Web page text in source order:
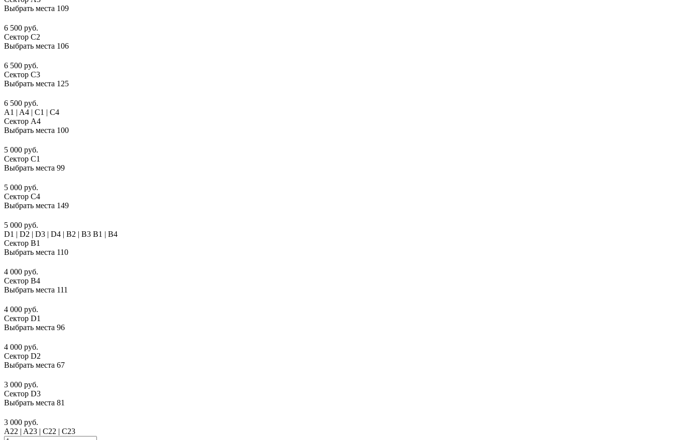
Выбрать места 109
6 500 руб.
Сектор C2
Выбрать места 106
6 500 руб.
Сектор C3
Выбрать места 125
6 500 руб.
A1 | A4 | C1 | C4
Сектор A4
Выбрать места 100
5 000 руб.
Сектор C1
Выбрать места 99
5 000 руб.
Сектор C4
Выбрать места 149
5 000 руб.
D1 | D2 | D3 | D4 | B2 | B3 B1 | В4
Сектор B1
Выбрать места 110
4 000 руб.
Сектор B4
Выбрать места 111
4 000 руб.
Сектор D1
Выбрать места 96
4 000 руб.
Сектор D2
Выбрать места 67
3 000 руб.
Сектор D3
Выбрать места 81
3 000 руб.
A22 | A23 | C22 | C23